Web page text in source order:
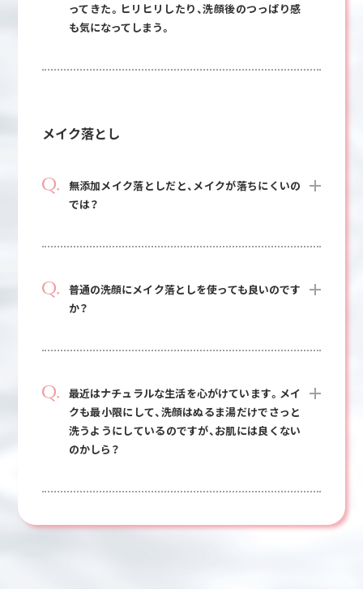
ってきた。ヒリヒリしたり、洗顔後のつっぱり感
も気になってしまう。
メイク落とし
無添加メイク落としだと、メイクが落ちにくいの
では？
普通の洗顔にメイク落としを使っても良いのです
か？
最近はナチュラルな生活を心がけています。メイ
クも最小限にして、洗顔はぬるま湯だけでさっと
洗うようにしているのですが、お肌には良くない
のかしら？